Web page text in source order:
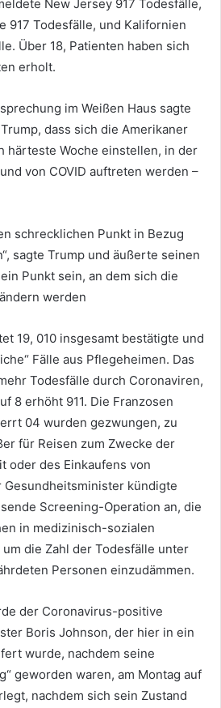
New Jersey 917 Todesfälle,
917 Todesfälle, und Kalifornien
Über 18, Patienten haben sich
erholt.
im Weißen Haus sagte
dass sich die Amerikaner
härteste Woche einstellen, in der
von COVID auftreten werden –
schrecklichen Punkt in Bezug
sagte Trump und äußerte seinen
Punkt sein, an dem sich die
werden
19, 010 insgesamt bestätigte und
Fälle aus Pflegeheimen. Das
Todesfälle durch Coronaviren,
8 erhöht 911. Die Franzosen
04 wurden gezwungen, zu
für Reisen zum Zwecke der
oder des Einkaufens von
kündigte
Screening-Operation an, die
in medizinisch-sozialen
die Zahl der Todesfälle unter
Personen einzudämmen.
der Coronavirus-positive
Boris Johnson, der hier in ein
wurde, nachdem seine
geworden waren, am Montag auf
nachdem sich sein Zustand